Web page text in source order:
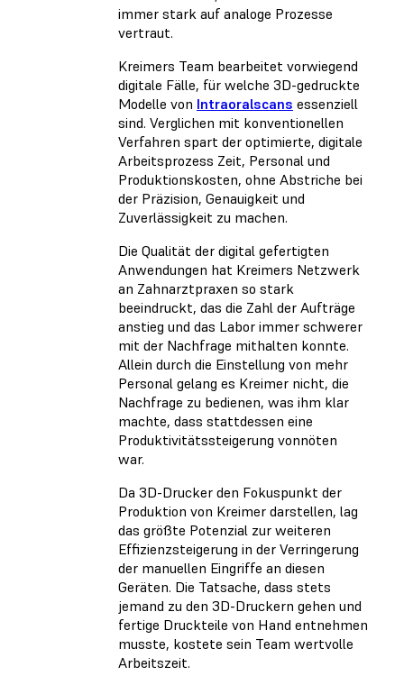
immer stark auf analoge Prozesse
vertraut.
Kreimers Team bearbeitet vorwiegend
digitale Fälle, für welche 3D-gedruckte
Modelle von Intraoralscans essenziell
sind. Verglichen mit konventionellen
Verfahren spart der optimierte, digitale
Arbeitsprozess Zeit, Personal und
Produktionskosten, ohne Abstriche bei
der Präzision, Genauigkeit und
Zuverlässigkeit zu machen.
Die Qualität der digital gefertigten
Anwendungen hat Kreimers Netzwerk
an Zahnarztpraxen so stark
beeindruckt, das die Zahl der Aufträge
anstieg und das Labor immer schwerer
mit der Nachfrage mithalten konnte.
Allein durch die Einstellung von mehr
Personal gelang es Kreimer nicht, die
Nachfrage zu bedienen, was ihm klar
machte, dass stattdessen eine
Produktivitätssteigerung vonnöten
war.
Da 3D-Drucker den Fokuspunkt der
Produktion von Kreimer darstellen, lag
das größte Potenzial zur weiteren
Effizienzsteigerung in der Verringerung
der manuellen Eingriffe an diesen
Geräten. Die Tatsache, dass stets
jemand zu den 3D-Druckern gehen und
fertige Druckteile von Hand entnehmen
musste, kostete sein Team wertvolle
Arbeitszeit.